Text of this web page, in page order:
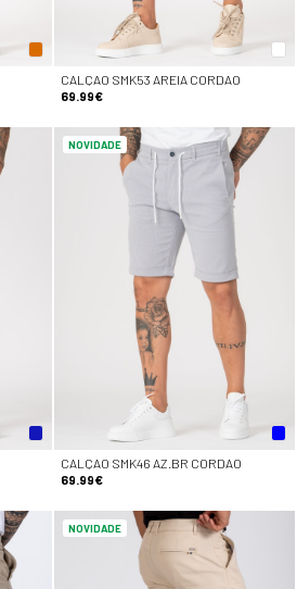
CALÇAO SMK53 AREIA CORDAO
69.99€
NOVIDADE
CALÇAO SMK46 AZ.BR CORDAO
69.99€
NOVIDADE